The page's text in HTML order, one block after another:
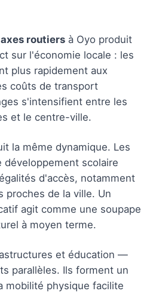
routiers à Oyo produit
sur l'économie locale : les
plus rapidement aux
coûts de transport
s'intensifient entre les
et le centre-ville.
la même dynamique. Les
scolaire
d'accès, notamment
proches de la ville. Un
agit comme une soupape
à moyen terme.
et éducation —
parallèles. Ils forment un
mobilité physique facilite